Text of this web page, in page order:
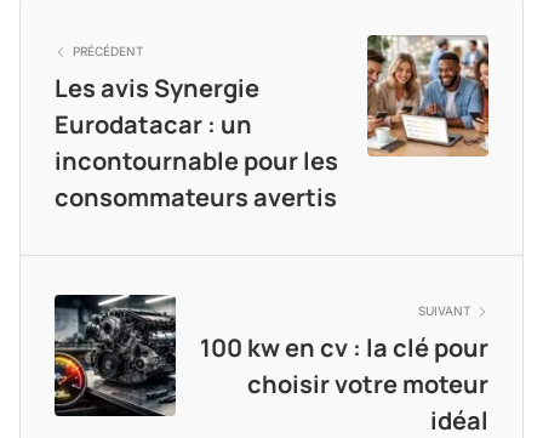
PRÉCÉDENT
Les avis Synergie
Eurodatacar : un
incontournable pour les
consommateurs avertis
SUIVANT
100 kw en cv : la clé pour
choisir votre moteur
idéal